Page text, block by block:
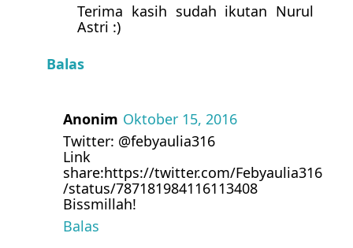
Terima kasih sudah ikutan Nurul
Astri :)
Balas
Anonim Oktober 15, 2016
Twitter: @febyaulia316
Link
share:https://twitter.com/Febyaulia316
/status/787181984116113408
Bissmillah!
Balas